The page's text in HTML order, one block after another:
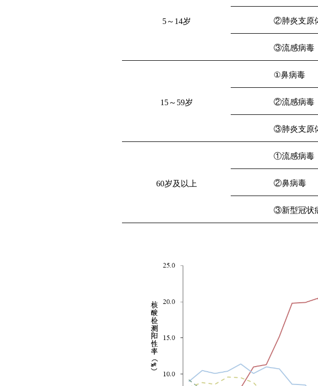
5～ 14岁 ②肺炎支原
③流感病毒
15～ 59岁
①鼻病毒
②流感病毒
③肺炎支原
60岁及以上
①流感病毒
②鼻病毒
③新型冠状